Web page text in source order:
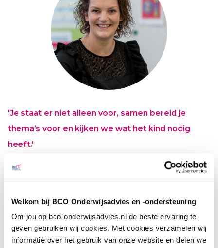
Welkom bij BCO Onderwijsadvies en -ondersteuning
Om jou op bco-onderwijsadvies.nl de beste ervaring te
geven gebruiken wij cookies. Met cookies verzamelen wij
informatie over het gebruik van onze website en delen we
'Je staat er niet alleen voor, samen bereid je
thema’s voor en kijken we wat het kind nodig
heeft.'
Sasja Jacobs-Janssen, leerkracht onderbouw OBS
Hartenaas
Didactisch handelen versterkt
BCO versterkte bij Hartenaas ook het didactisch